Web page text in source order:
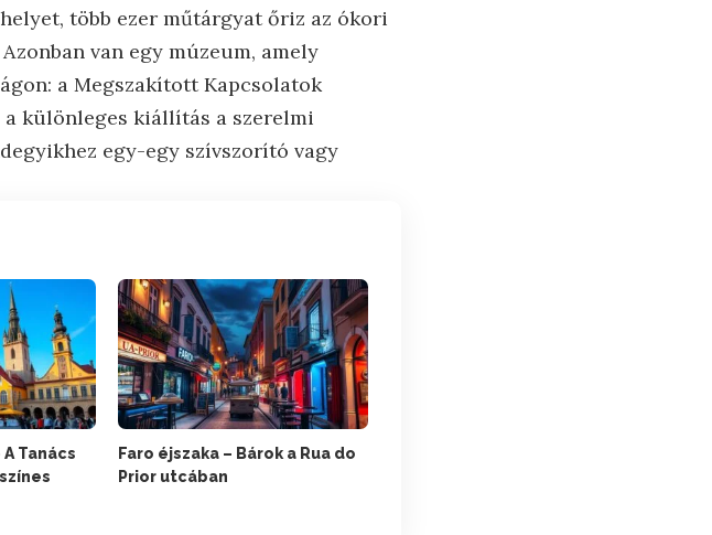
több ezer műtárgyat őriz az ókori
van egy múzeum, amely
a Megszakított Kapcsolatok
a különleges kiállítás a szerelmi
egy-egy szívszorító vagy
Tanács
Faro éjszaka – Bárok a Rua do
Prior utcában